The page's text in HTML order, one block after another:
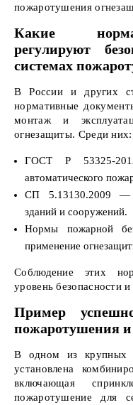
пожаротушения
Какие
регулируют
системах
В России и других
нормативные
монтаж и
огнезащиты. Среди них:
ГОСТ Р 53325-
автоматического
СП 5.13130.2009 —
зданий и сооружений.
Нормы пожарной
применение
Соблюдение этих
уровень безопасности
Пример
пожаротушения
В одном из крупных
установлена
включающая
пожаротушение для